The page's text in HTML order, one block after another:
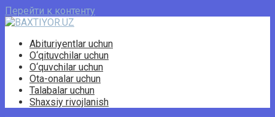
Перейти к контенту
Abituriyentlar uchun
O‘qituvchilar uchun
O‘quvchilar uchun
Ota-onalar uchun
Talabalar uchun
Shaxsiy rivojlanish